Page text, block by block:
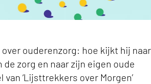
over ouderenzorg: hoe kijkt hij naar
de zorg en naar zijn eigen oude
van ‘Lijsttrekkers over Morgen’